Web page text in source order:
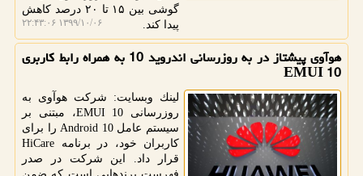
گوشی بین ۱۵ تا ۲۰ درصد کاهش
پیدا کند.
۱۳۹۹/۱۰/۰۶ ۲۲:۴۳:۰۶
هوآوی پیشتاز در به روزرسانی اندروید 10 به همراه رابط كاربری
EMUI 10
لینك وبسایت: شركت هوآوی به
روزرسانی EMUI 10، مبتنی بر
سیستم عامل Android 10 را برای
كاربران خود، در برنامه HiCare
قرار داد. این شركت در صدر